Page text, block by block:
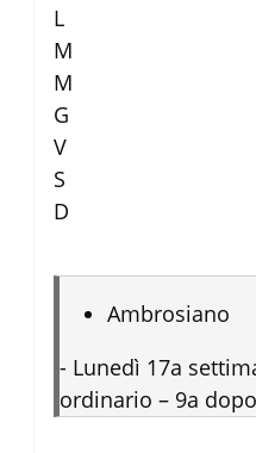
L
M
M
G
V
S
D
Ambrosiano
- Lunedì 17a
ordinario – 9a